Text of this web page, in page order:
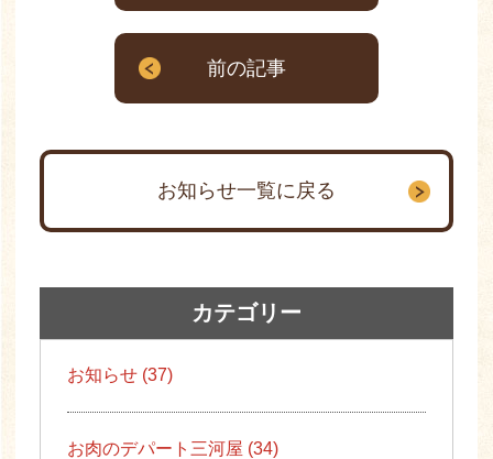
前の記事
お知らせ一覧に戻る
カテゴリー
お知らせ (37)
お肉のデパート三河屋 (34)